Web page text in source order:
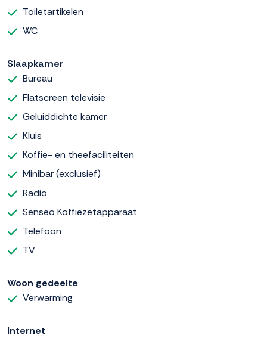
Toiletartikelen
WC
Slaapkamer
Bureau
Flatscreen televisie
Geluiddichte kamer
Kluis
Koffie- en theefaciliteiten
Minibar (exclusief)
Radio
Senseo Koffiezetapparaat
Telefoon
TV
Woon gedeelte
Verwarming
Internet